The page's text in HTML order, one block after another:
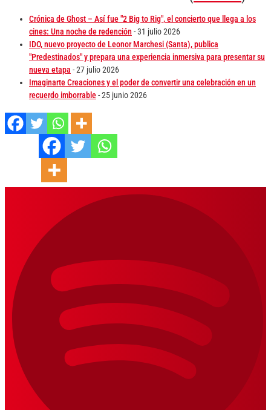
Crónica de Ghost – Así fue "2 Big to Rig", el concierto que llega a los
cines: Una noche de redención - 31 julio 2026
IDO, nuevo proyecto de Leonor Marchesi (Santa), publica
"Predestinados" y prepara una experiencia inmersiva para presentar su
nueva etapa - 27 julio 2026
Imaginarte Creaciones y el poder de convertir una celebración en un
recuerdo imborrable- 25 junio 2026